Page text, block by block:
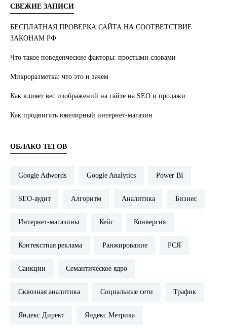
СВЕЖИЕ ЗАПИСИ
БЕСПЛАТНАЯ ПРОВЕРКА САЙТА НА СООТВЕТСТВИЕ
ЗАКОНАМ РФ
Что такое поведенческие факторы: простыми словами
Микроразметка: что это и зачем
Как влияет вес изображений на сайте на SEO и продажи
Как продвигать ювелирный интернет-магазин
ОБЛАКО ТЕГОВ
Google Adwords Google Analytics Power BI
SEO-аудит Алгоритм Аналитика Бизнес
Интернет-магазины Кейс Конверсия
Контекстная реклама Ранжирование РСЯ
Санкции Семантическое ядро
Сквозная аналитика Социальные сети Трафик
Яндекс.Директ Яндекс.Метрика